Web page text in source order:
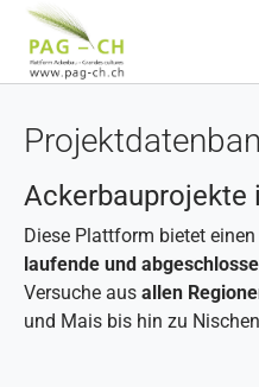
Ackerbauprojekte
Diese Plattform bietet
laufende und
Versuche aus allen
und Mais bis hin zu